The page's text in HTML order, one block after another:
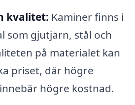
kvalitet: Kaminer finns i
som gjutjärn, stål och
på materialet kan
priset, där högre
högre kostnad.